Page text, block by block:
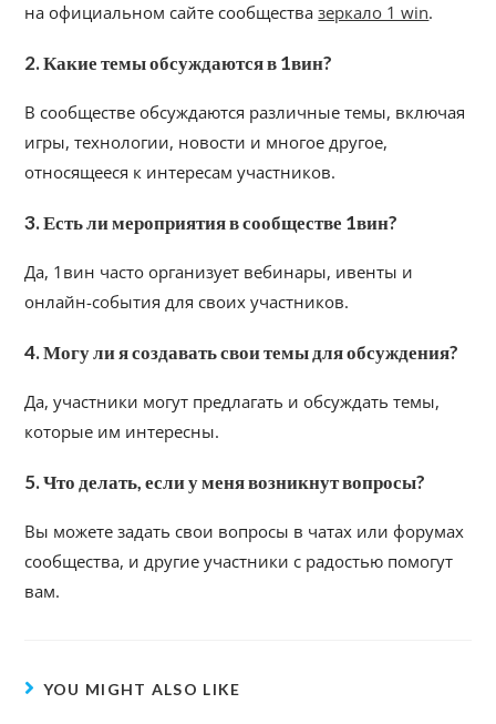
на официальном сайте сообществазеркало 1 win.
2. Какие темы обсуждаются в 1вин?
В сообществе обсуждаются различные темы, включая
игры, технологии, новости и многое другое,
относящееся к интересам участников.
3. Есть ли мероприятия в сообществе 1вин?
Да, 1вин часто организует вебинары, ивенты и
онлайн-события для своих участников.
4. Могу ли я создавать свои темы для обсуждения?
Да, участники могут предлагать и обсуждать темы,
которые им интересны.
5. Что делать, если у меня возникнут вопросы?
Вы можете задать свои вопросы в чатах или форумах
сообщества, и другие участники с радостью помогут
вам.
YOU MIGHT ALSO LIKE